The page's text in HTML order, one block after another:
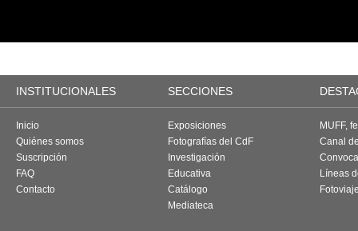
INSTITUCIONALES SECCIONES
Inicio
Quiénes somos
Suscripción
FAQ
Contacto
Exposiciones
Fotografías del CdF
Investigación
Educativa
Catálogo
Mediateca
MUFF,
Canal
Líneas